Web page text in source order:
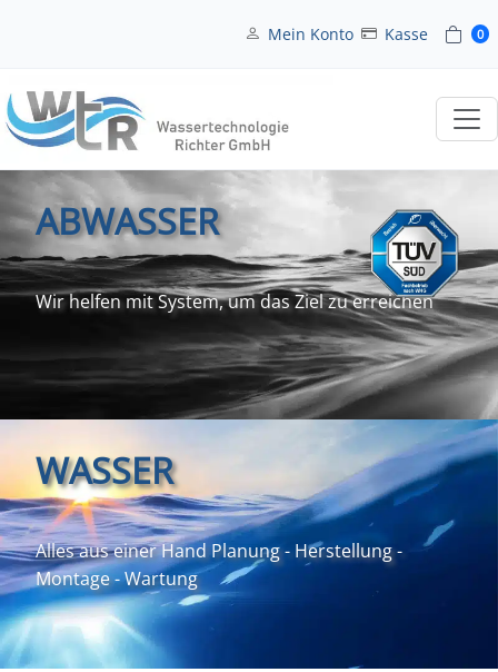
Mein Konto Kasse 0
ABWASSER
Wir helfen mit System, um das Ziel zu erreichen
WASSER
Alles aus einer Hand Planung - Herstellung -
Montage - Wartung